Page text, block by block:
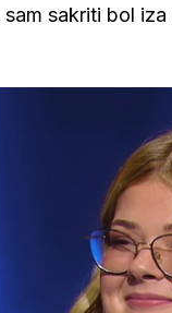
sakriti bol